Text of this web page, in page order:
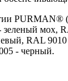
PURMAN®
зеленый мох,
RAL
- черный.